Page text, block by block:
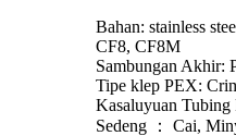
Bahan: stainless
CF8, CF8M
Sambungan Akhir:
Tipe klep PEX:
Kasaluyuan
Sedeng ： Cai,